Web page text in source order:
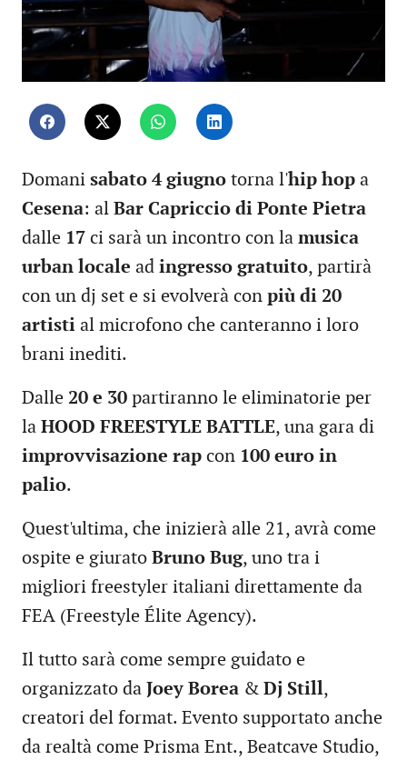
Domani sabato 4 giugno torna l'hip hop a
Cesena: al Bar Capriccio di Ponte Pietra
dalle 17 ci sarà un incontro con la musica
urban locale ad ingresso gratuito, partirà
con un dj set e si evolverà con più di 20
artisti al microfono che canteranno i loro
brani inediti.
Dalle 20 e 30 partiranno le eliminatorie per
la HOOD FREESTYLE BATTLE, una gara di
improvvisazione rap con 100 euro in
palio.
Quest'ultima, che inizierà alle 21, avrà come
ospite e giurato Bruno Bug, uno tra i
migliori freestyler italiani direttamente da
FEA (Freestyle Élite Agency).
Il tutto sarà come sempre guidato e
organizzato da Joey Borea & Dj Still,
creatori del format. Evento supportato anche
da realtà come Prisma Ent., Beatcave Studio,